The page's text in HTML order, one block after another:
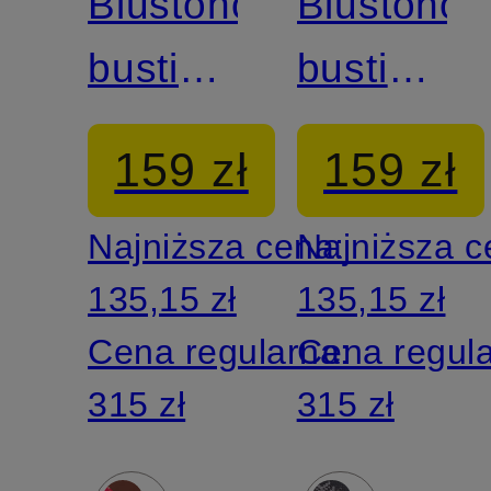
bustier
FITS
EVERYBODY,
2 szt.
159 zł
Najniższa cena:
135,15 zł
Cena regularna:
315 zł
bustier
FITS
2 szt.
159 zł
Najniższa
135,15 zł
Cena
315 zł